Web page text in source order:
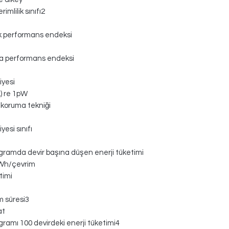
sınıfı2
performans endeksi
performans endeksi
re 1pW
tekniği
sınıfı
devir başına düşen enerji tüketimi
çevrim
süresi3
100 devirdeki enerji tüketimi4